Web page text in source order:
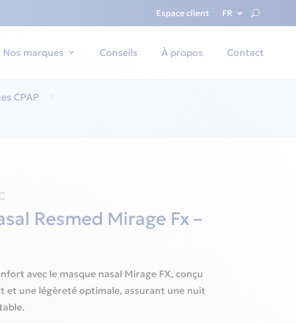
Espace client FR
Nos marques Conseils À propos Contact
CPAP
5
Resmed Mirage Fx –
avec le masque nasal Mirage FX, conçu
et une légèreté optimale, assurant une nuit